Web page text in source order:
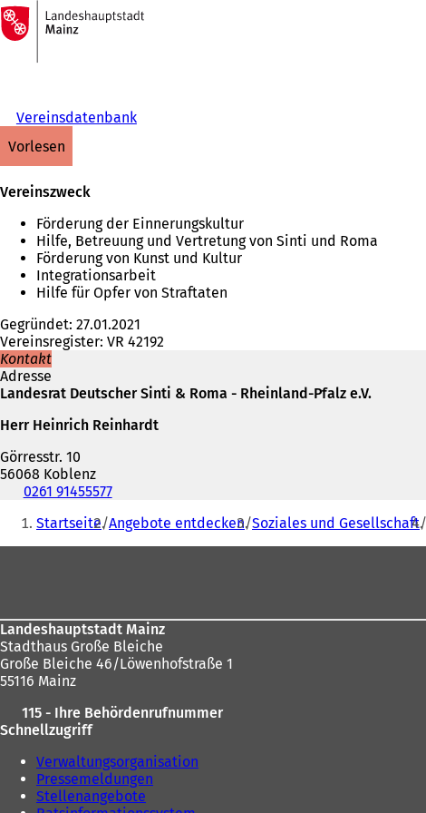
Inhalt anspringen
Zur
Startseite
Vereinsdatenbank
vorlesen
Vereinszweck
Förderung der Einnerungskultur
Hilfe, Betreuung und Vertretung von Sinti und Roma
Förderung von Kunst und Kultur
Integrationsarbeit
Hilfe für Opfer von Straftaten
Gegründet: 27.01.2021
Vereinsregister: VR 42192
Kontakt
Adresse
Landesrat Deutscher Sinti & Roma - Rheinland-Pfalz e.V.
Herr Heinrich Reinhardt
Görresstr. 10
56068 Koblenz
Telefon,
und
E-
0261 91455577
Sie
befinden
Startseite Angebote entdecken Soziales und Gesellschaft
Landeshauptstadt Mainz
Stadthaus Große Bleiche
Große Bleiche 46/Löwenhofstraße 1
55116 Mainz
115 - Ihre Behördenrufnummer
Schnellzugriff
Verwaltungsorganisation
Pressemeldungen
Stellenangebote